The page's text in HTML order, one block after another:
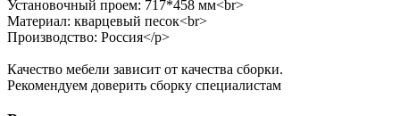
Установочный проем: 717*458 мм<br>
Материал: кварцевый песок<br>
Производство: Россия</p>
Качество мебели зависит от качества сборки.
Рекомендуем доверить сборку специалистам